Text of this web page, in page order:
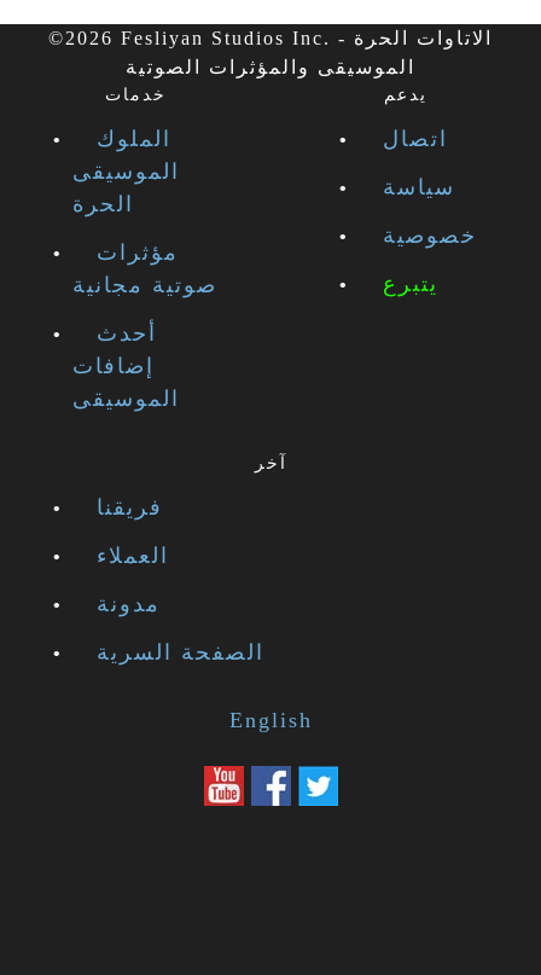
©2026 Fesliyan Studios Inc. - الاتاوات الحرة
الموسيقى والمؤثرات الصوتية
خدمات
الملوك
الموسيقى
الحرة
مؤثرات
صوتية مجانية
أحدث
إضافات
الموسيقى
يدعم
اتصال
سياسة
خصوصية
يتبرع
آخر
فريقنا
العملاء
مدونة
الصفحة السرية
English